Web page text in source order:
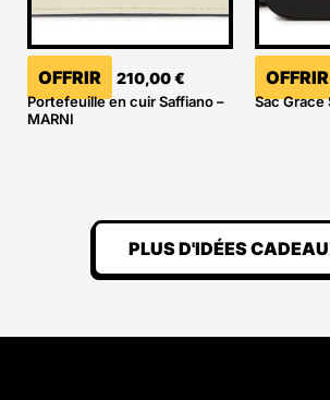
OFFRIR 210,00€
Portefeuille en cuir Saffiano –
MARNI
OFFRIR
Sac Grace
PLUS D'IDÉES